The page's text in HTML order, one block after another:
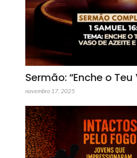
Sermão: “Enche o
novembro 17, 2025